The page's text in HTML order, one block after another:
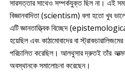
সারসত্তার সাথেও সম্পর্কযুক্ত ছিল না। এই
বিজ্ঞানবাদিতা (scientism) বলা হতো খুব
এটি জ্ঞানতাত্ত্বিক বিচ্ছেদ
হয়েছিল এবং কাঠামোবাদের বা
পরিচালিত করেছিল। আলথুসার দ্রুতই তাঁর
অবস্থানকে সমালোচনা করেছেন।